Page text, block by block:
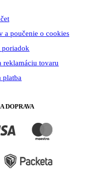
a poučenie o cookies
poriadok
reklamáciu tovaru
platba
DOPRAVA